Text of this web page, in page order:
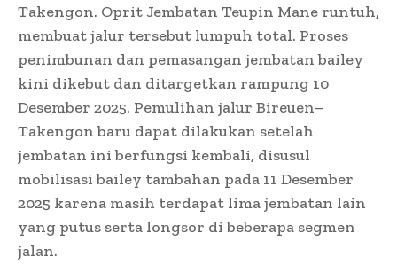
Takengon. Oprit Jembatan Teupin Mane runtuh,
membuat jalur tersebut lumpuh total. Proses
penimbunan dan pemasangan jembatan bailey
kini dikebut dan ditargetkan rampung 10
Desember 2025. Pemulihan jalur Bireuen–
Takengon baru dapat dilakukan setelah
jembatan ini berfungsi kembali, disusul
mobilisasi bailey tambahan pada 11 Desember
2025 karena masih terdapat lima jembatan lain
yang putus serta longsor di beberapa segmen
jalan.